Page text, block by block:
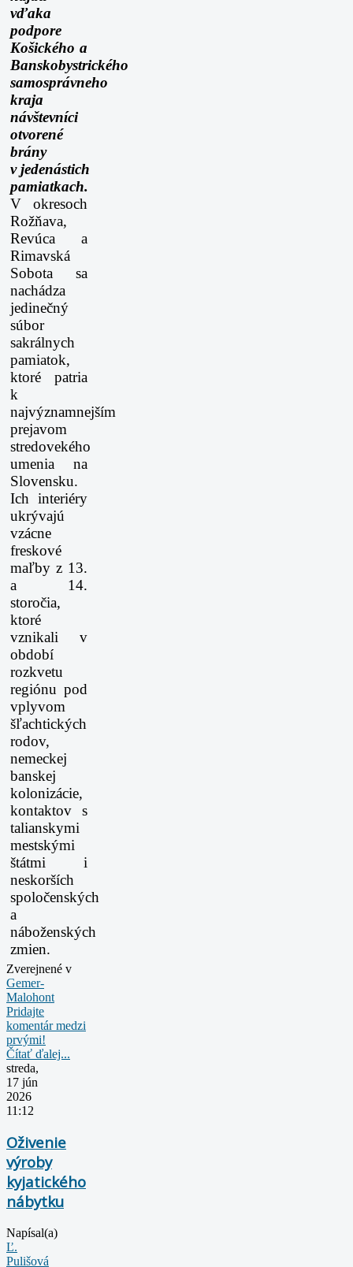
vďaka
podpore
Košického a
Banskobystrického
samosprávneho
kraja
návštevníci
otvorené
brány
v jedenástich
pamiatkach.
V okresoch
Rožňava,
Revúca a
Rimavská
Sobota sa
nachádza
jedinečný
súbor
sakrálnych
pamiatok,
ktoré patria
k
najvýznamnejším
prejavom
stredovekého
umenia na
Slovensku.
Ich interiéry
ukrývajú
vzácne
freskové
maľby z 13.
a 14.
storočia,
ktoré
vznikali v
období
rozkvetu
regiónu pod
vplyvom
šľachtických
rodov,
nemeckej
banskej
kolonizácie,
kontaktov s
talianskymi
mestskými
štátmi i
neskorších
spoločenských
a
náboženských
zmien.
Zverejnené v
Gemer-
Malohont
Pridajte
komentár medzi
prvými!
Čítať ďalej...
streda,
17 jún
2026
11:12
Oživenie
výroby
kyjatického
nábytku
Napísal(a)
Ľ.
Pulišová